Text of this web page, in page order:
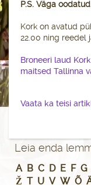
P.S. Väga
Kork on avatud
22.00 ning reedel
Broneeri laud
maitsed Tallinna
Vaata ka teisi
Leia enda
A B C D E F G
Ž T U V W Õ